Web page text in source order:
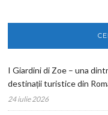
I Giardini di Zoe – una
destinații turistice din
24 iulie 2026